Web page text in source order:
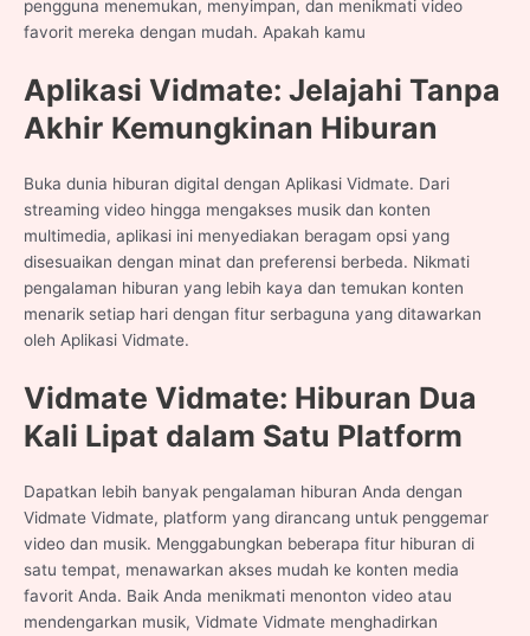
pengguna menemukan, menyimpan, dan menikmati video
favorit mereka dengan mudah. Apakah kamu
Aplikasi Vidmate: Jelajahi Tanpa
Akhir Kemungkinan Hiburan
Buka dunia hiburan digital dengan Aplikasi Vidmate. Dari
streaming video hingga mengakses musik dan konten
multimedia, aplikasi ini menyediakan beragam opsi yang
disesuaikan dengan minat dan preferensi berbeda. Nikmati
pengalaman hiburan yang lebih kaya dan temukan konten
menarik setiap hari dengan fitur serbaguna yang ditawarkan
oleh Aplikasi Vidmate.
Vidmate Vidmate: Hiburan Dua
Kali Lipat dalam Satu Platform
Dapatkan lebih banyak pengalaman hiburan Anda dengan
Vidmate Vidmate, platform yang dirancang untuk penggemar
video dan musik. Menggabungkan beberapa fitur hiburan di
satu tempat, menawarkan akses mudah ke konten media
favorit Anda. Baik Anda menikmati menonton video atau
mendengarkan musik, Vidmate Vidmate menghadirkan